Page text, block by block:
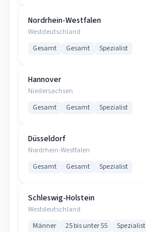
Nordrhein-Westfalen
Westdeutschland
Gesamt Gesamt Spezialist
Hannover
Niedersachsen
Gesamt Gesamt Spezialist
Düsseldorf
Nordrhein-Westfalen
Gesamt Gesamt Spezialist
Schleswig-Holstein
Westdeutschland
Männer 25 bis unter 55 Spezialist